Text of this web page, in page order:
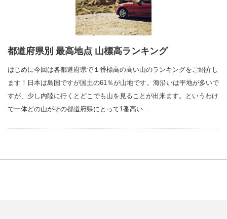
都道府県別 最高地点 山標高ランキング
はじめに今回は各都道府県で１番標高の高い山のランキングをご紹介し
ます！日本は島国ですが国土の61％が山地です。海沿いは平地が多いで
すが、少し内陸に行くとどこでも山を見ることが出来ます。というわけ
で一体どの山がその都道府県にとって1番高い…